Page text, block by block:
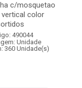
c/mosquetao
color
490044
Unidade
360 Unidade(s)